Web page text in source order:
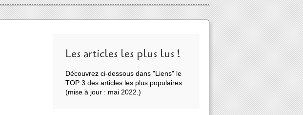
Les articles les plus lus !
Découvrez ci-dessous dans "Liens" le
TOP 3 des articles les plus populaires
(mise à jour : mai 2022.)